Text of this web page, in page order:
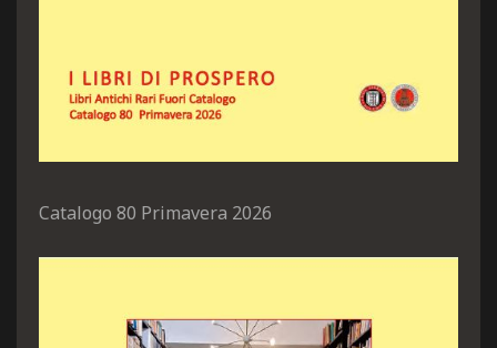
Catalogo 80 Primavera 2026